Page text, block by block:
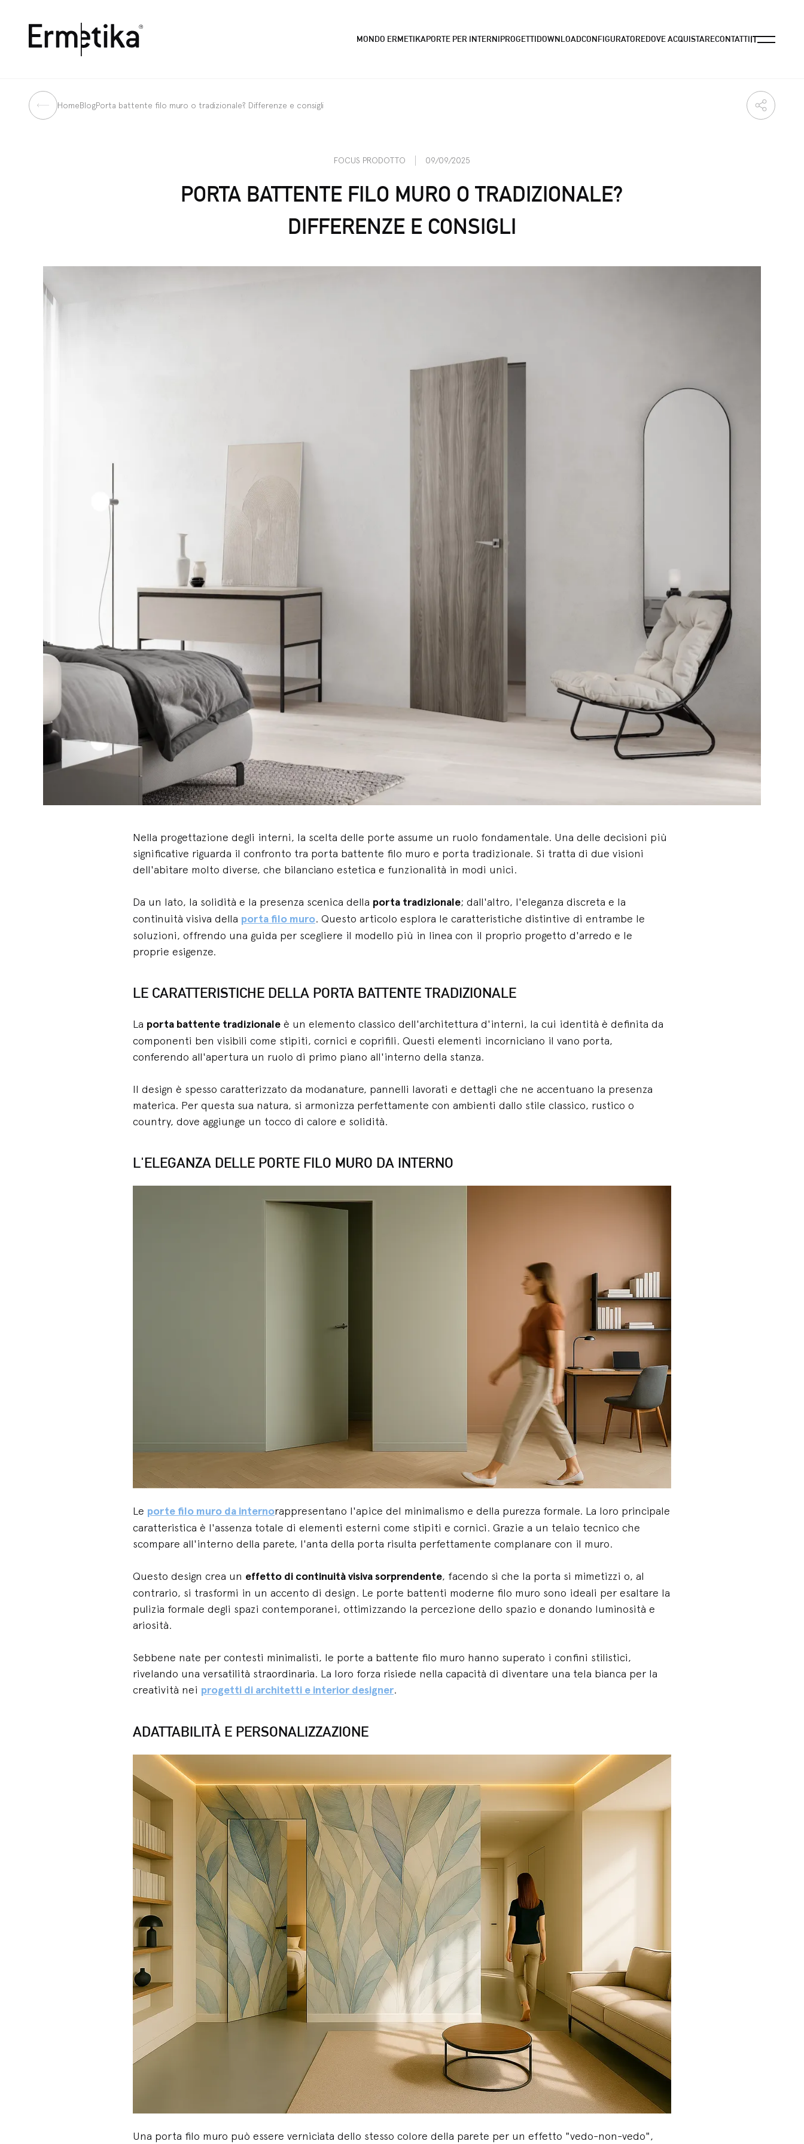
MONDO ERMETIKAPORTE PER INTERNIPROGETTIDOWNLOADCONFIGURATOREDOVE ACQUISTARECONTATTIITMenu
HomeBlogPorta battente filo muro o tradizionale? Differenze e consigli Condividi
FOCUS PRODOTTO 09/09/2025
PORTA BATTENTE FILO MURO O TRADIZIONALE?
DIFFERENZE E CONSIGLI
Nella progettazione degli interni, la scelta delle porte assume un ruolo fondamentale. Una delle decisioni più
significative riguarda il confronto tra porta battente filo muro e porta tradizionale. Si tratta di due visioni
dell'abitare molto diverse, che bilanciano estetica e funzionalità in modi unici.
Da un lato, la solidità e la presenza scenica della porta tradizionale; dall'altro, l'eleganza discreta e la
continuità visiva della porta filo muro. Questo articolo esplora le caratteristiche distintive di entrambe le
soluzioni, offrendo una guida per scegliere il modello più in linea con il proprio progetto d'arredo e le
proprie esigenze.
LE CARATTERISTICHE DELLA PORTA BATTENTE TRADIZIONALE
La porta battente tradizionale è un elemento classico dell'architettura d'interni, la cui identità è definita da
componenti ben visibili come stipiti, cornici e coprifili. Questi elementi incorniciano il vano porta,
conferendo all'apertura un ruolo di primo piano all'interno della stanza.
Il design è spesso caratterizzato da modanature, pannelli lavorati e dettagli che ne accentuano la presenza
materica. Per questa sua natura, si armonizza perfettamente con ambienti dallo stile classico, rustico o
country, dove aggiunge un tocco di calore e solidità.
L'ELEGANZA DELLE PORTE FILO MURO DA INTERNO
Le porte filo muro da internorappresentano l'apice del minimalismo e della purezza formale. La loro principale
caratteristica è l'assenza totale di elementi esterni come stipiti e cornici. Grazie a un telaio tecnico che
scompare all'interno della parete, l'anta della porta risulta perfettamente complanare con il muro.
Questo design crea un effetto di continuità visiva sorprendente, facendo sì che la porta si mimetizzi o, al
contrario, si trasformi in un accento di design. Le porte battenti moderne filo muro sono ideali per esaltare la
pulizia formale degli spazi contemporanei, ottimizzando la percezione dello spazio e donando luminosità e
ariosità.
Sebbene nate per contesti minimalisti, le porte a battente filo muro hanno superato i confini stilistici,
rivelando una versatilità straordinaria. La loro forza risiede nella capacità di diventare una tela bianca per la
creatività nei progetti di architetti e interior designer.
ADATTABILITÀ E PERSONALIZZAZIONE
Una porta filo muro può essere verniciata dello stesso colore della parete per un effetto "vedo-non-vedo",